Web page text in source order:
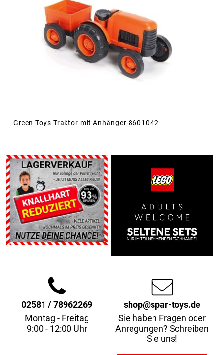
Green Toys Traktor mit Anhänger 8601042
02581 / 78962269
Montag - Freitag
9:00 - 12:00 Uhr
shop@spar-toys.de
Sie haben Fragen oder
Anregungen? Schreiben
Sie uns!